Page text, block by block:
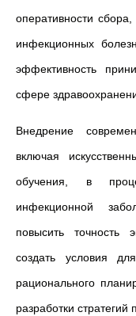
оперативности
инфекционных
эффективность
сфере
Внедрение
включая
обучения, в
инфекционной
повысить точность
создать условия
рационального
разработки стратегий